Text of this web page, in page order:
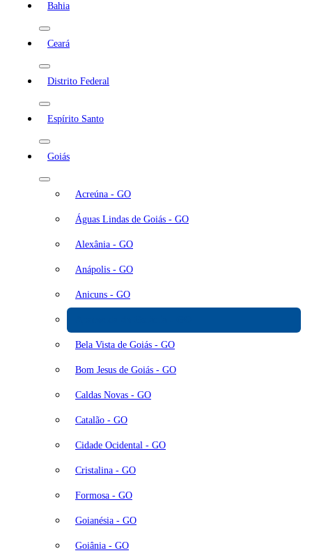
Bahia
Ceará
Distrito Federal
Espírito Santo
Goiás
Acreúna - GO
Águas Lindas de Goiás - GO
Alexânia - GO
Anápolis - GO
Anicuns - GO
Bela Vista de Goiás - GO
Bom Jesus de Goiás - GO
Caldas Novas - GO
Catalão - GO
Cidade Ocidental - GO
Cristalina - GO
Formosa - GO
Goianésia - GO
Goiânia - GO